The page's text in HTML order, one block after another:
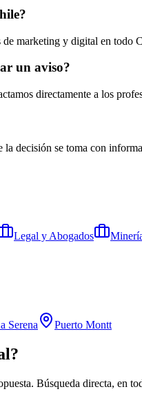
marketing y digital en todo
un aviso?
directamente a los
decisión se toma con
Legal y Abogados
Serena Puerto Montt
?
Búsqueda directa, en